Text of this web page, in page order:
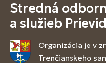
Stredná
a služieb
Organizácia je v
Trenčianskeho